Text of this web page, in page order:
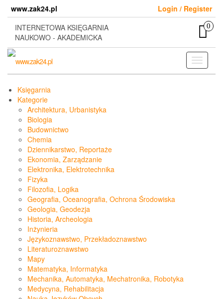
content
www.zak24.pl
Login / Register
INTERNETOWA KSIĘGARNIA
NAUKOWO - AKADEMICKA
0
Toggle
Księgarnia
Kategorie
Architektura, Urbanistyka
Biologia
Budownictwo
Chemia
Dziennikarstwo, Reportaże
Ekonomia, Zarządzanie
Elektronika, Elektrotechnika
Fizyka
Filozofia, Logika
Geografia, Oceanografia, Ochrona Środowiska
Geologia, Geodezja
Historia, Archeologia
Inżynieria
Językoznawstwo, Przekładoznawstwo
Literaturoznawstwo
Mapy
Matematyka, Informatyka
Mechanika, Automatyka, Mechatronika, Robotyka
Medycyna, Rehabilitacja